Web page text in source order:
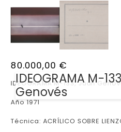
IDEOGRAMA M-
Genovés
80.000,00 €
IDEOGRAMA M-133, Juan
Año 1971
Técnica: ACRÍLICO SOBRE